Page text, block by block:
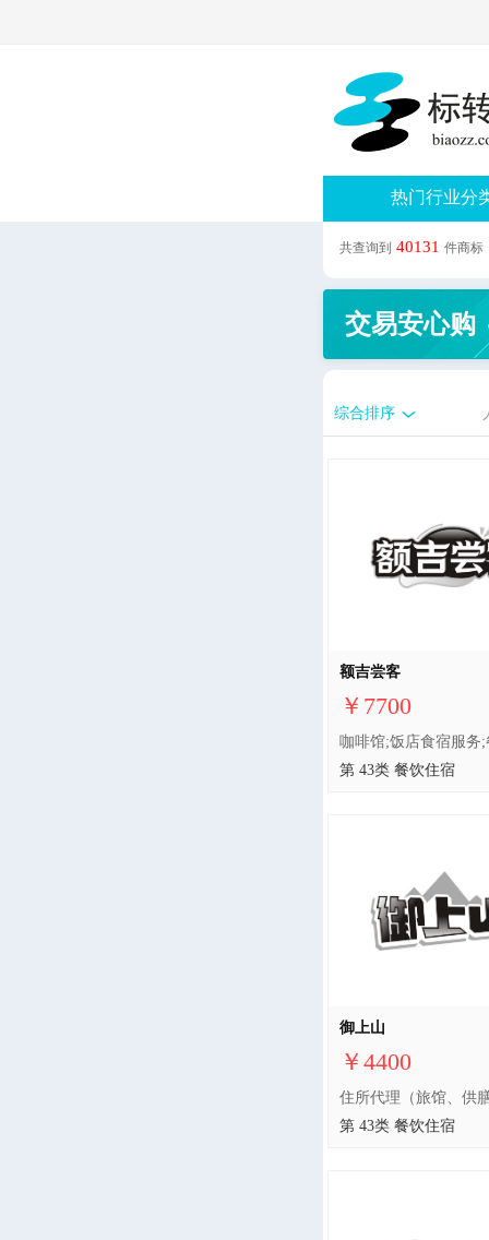
热门行业分
共查询到 40131 件商标
交易安心购
综合排序
额吉尝客
￥7700
第 43类 餐饮住宿
御上山
￥4400
第 43类 餐饮住宿